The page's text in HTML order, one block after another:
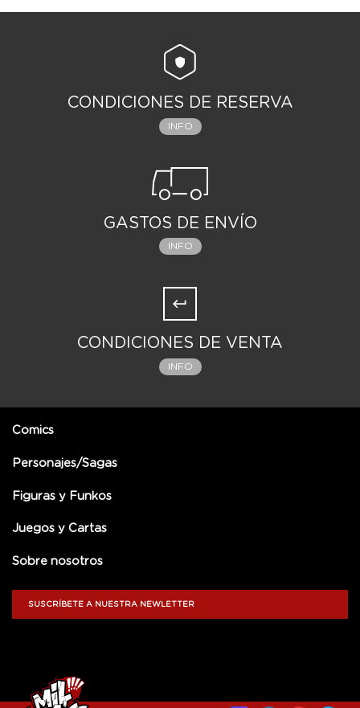
CONDICIONES DE RESERVA
INFO
GASTOS DE ENVÍO
INFO
CONDICIONES DE VENTA
INFO
Comics
Personajes/Sagas
Figuras y Funkos
Juegos y Cartas
Sobre nosotros
SUSCRÍBETE A NUESTRA NEWLETTER